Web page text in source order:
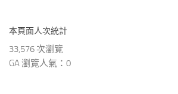
本頁面人次統計
33,576 次瀏覽
GA 瀏覽人氣：0